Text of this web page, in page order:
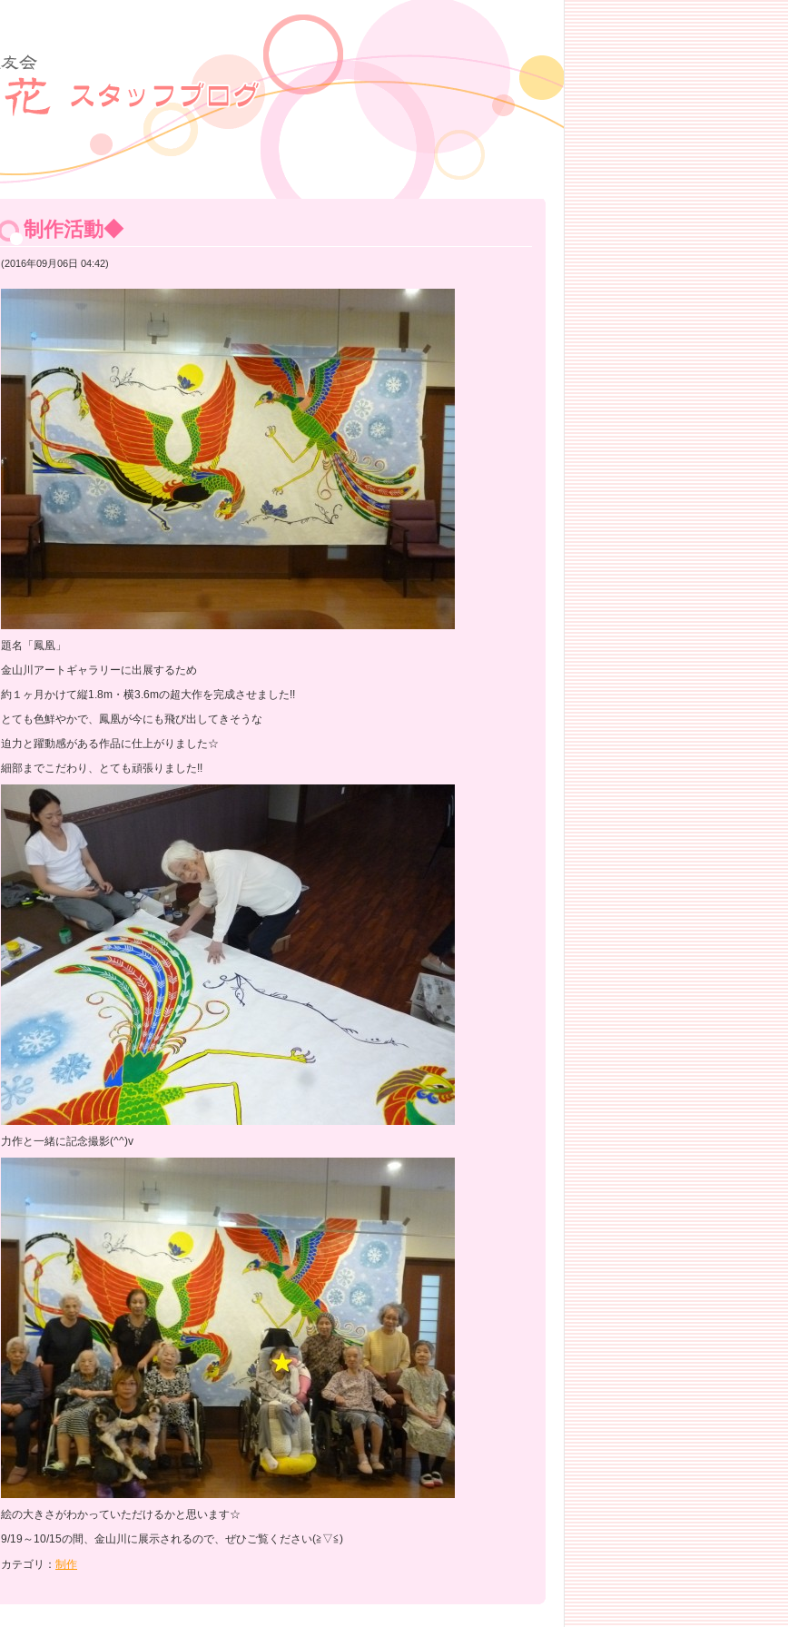
制作活動◆
(2016年09月06日 04:42)
題名「鳳凰」
金山川アートギャラリーに出展するため
約１ヶ月かけて縦1.8m・横3.6mの超大作を完成させました!!
とても色鮮やかで、鳳凰が今にも飛び出してきそうな
迫力と躍動感がある作品に仕上がりました☆
細部までこだわり、とても頑張りました!!
力作と一緒に記念撮影(^^)v
絵の大きさがわかっていただけるかと思います☆
9/19～10/15の間、金山川に展示されるので、ぜひご覧ください(≧▽≦)
カテゴリ： 制作